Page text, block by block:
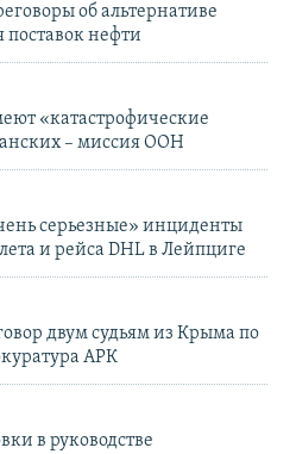
об альтернативе
нефти
«катастрофические
– миссия ООН
серьезные» инциденты
и рейса DHL в Лейпциге
двум судьям из Крыма по
АРК
в руководстве